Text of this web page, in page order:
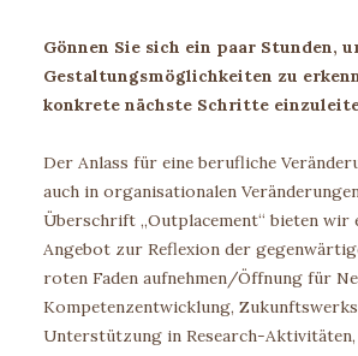
Gönnen Sie sich ein paar Stunden,
Gestaltungsmöglichkeiten zu
konkrete nächste Schritte
Der Anlass für eine berufliche
auch in organisationalen
Überschrift „Outplacement“ bieten wir
Angebot zur Reflexion der
roten Faden aufnehmen/Öffnung für
Kompetenzentwicklung,
Unterstützung in Research-Aktivitäten,